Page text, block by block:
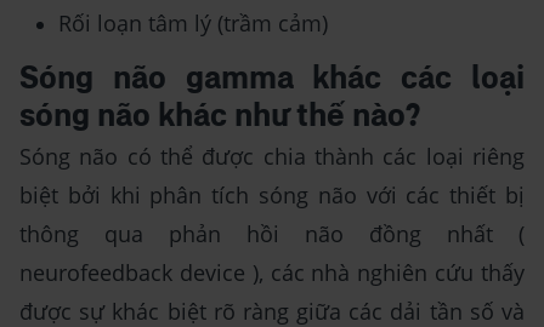
Rối loạn tâm lý (trầm cảm)
Sóng não gamma khác các loại
sóng não khác như thế nào?
Sóng não có thể được chia thành các loại riêng
biệt bởi khi phân tích sóng não với các thiết bị
thông qua phản hồi não đồng nhất (
neurofeedback device ), các nhà nghiên cứu thấy
được sự khác biệt rõ ràng giữa các dải tần số và